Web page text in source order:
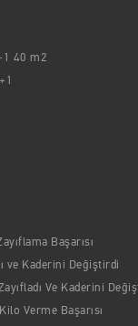
40 m2
Başarısı
ve Kaderini Değiştirdi
Ve Kaderini
Verme Başarısı